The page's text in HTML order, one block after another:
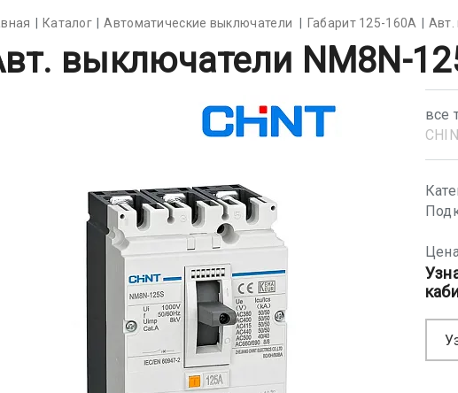
Каталог Автоматические выключатели Габарит 125-160А Авт.
выключатели NM8N-
все